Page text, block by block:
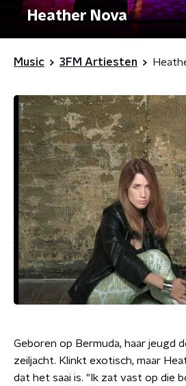
Heather Nova
Music 3FM Artiesten
Geboren op Bermuda, haar jeugd
zeiljacht. Klinkt exotisch, maar
dat het saai is. "Ik zat vast op die